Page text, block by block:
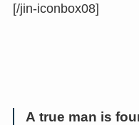
[/jin-iconbox08]
A true man is